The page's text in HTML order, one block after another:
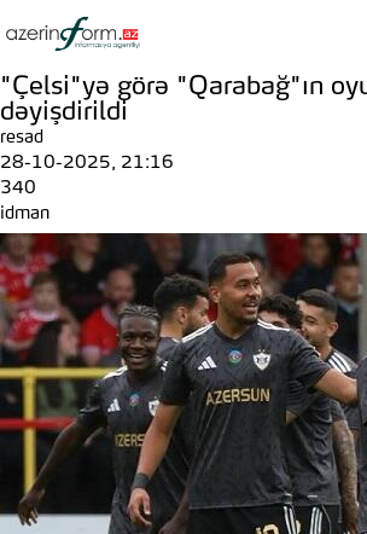
"Çelsi"yə görə "Qarabağ"ın
dəyişdirildi
resad
28-10-2025, 21:16
340
idman